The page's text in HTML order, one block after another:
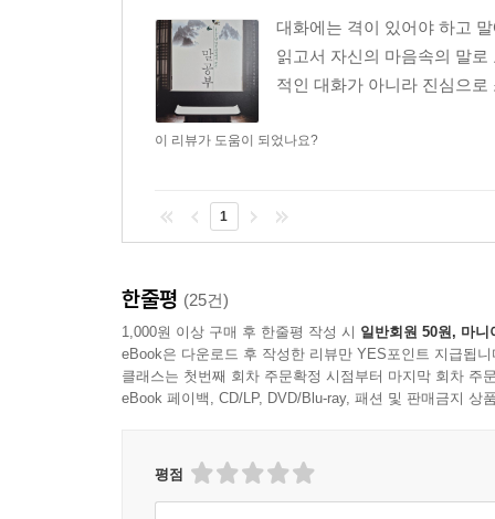
대화에는 격이 있어야 하고
읽고서 자신의 마음속의 말
적인 대화가 아니라 진심으
이 리뷰가 도움이 되었나요?
1
한줄평 (25건)
1,000원 이상 구매 후 한줄평 작성 시 일반회원 50원, 마니
eBook은 다운로드 후 작성한 리뷰만 YES포인트 지급됩니
클래스는 첫번째 회차 주문확정 시점부터 마지막 회차 주
eBook 페이백, CD/LP, DVD/Blu-ray, 패션 및 판매금지 상
평점